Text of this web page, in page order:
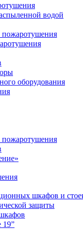
водой
пожаротушения
оборудования
пожаротушения
шкафов и
защиты
19”